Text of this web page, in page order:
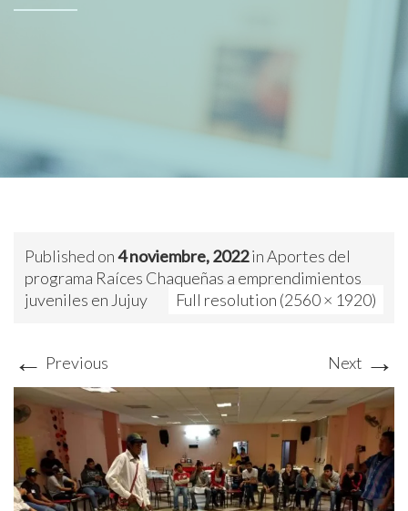
Published on4 noviembre, 2022inAportes del
programa Raíces Chaqueñas a emprendimientos
juveniles en Jujuy
Full resolution (2560 × 1920)
← Previous Next →